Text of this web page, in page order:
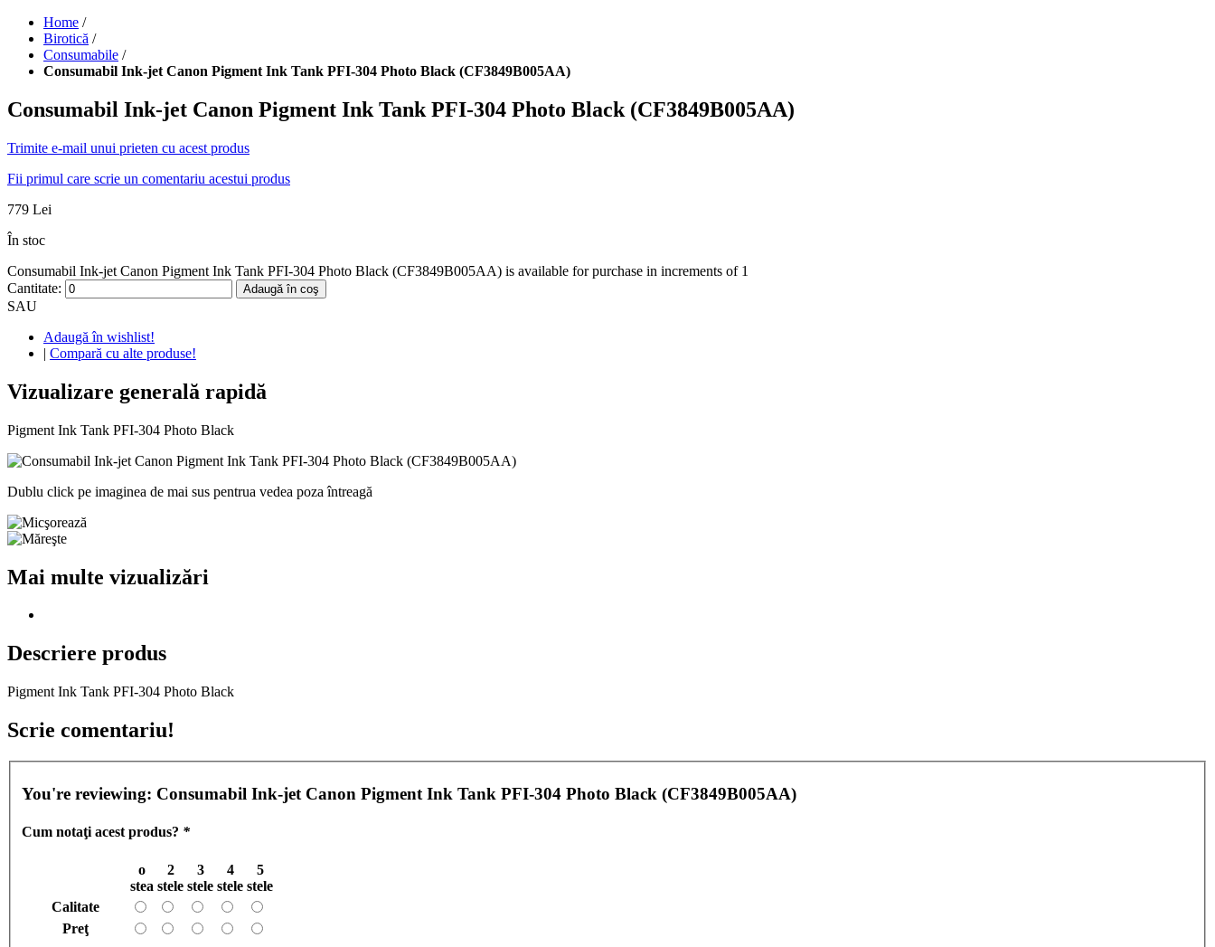
Home /
Birotică /
Consumabile /
Consumabil Ink-jet Canon Pigment Ink Tank PFI-304 Photo Black (CF3849B005AA)
Consumabil Ink-jet Canon Pigment Ink Tank PFI-304 Photo Black (CF3849B005AA)
Trimite e-mail unui prieten cu acest produs
Fii primul care scrie un comentariu acestui produs
779 Lei
În stoc
Consumabil Ink-jet Canon Pigment Ink Tank PFI-304 Photo Black (CF3849B005AA) is available for purchase in increments of 1
Cantitate:
Adaugă în coş
SAU
Adaugă în wishlist!
| Compară cu alte produse!
Vizualizare generală rapidă
Pigment Ink Tank PFI-304 Photo Black
Dublu click pe imaginea de mai sus pentrua vedea poza întreagă
Mai multe vizualizări
Descriere produs
Pigment Ink Tank PFI-304 Photo Black
Scrie comentariu!
You're reviewing: Consumabil Ink-jet Canon Pigment Ink Tank PFI-304 Photo Black (CF3849B005AA)
Cum notaţi acest produs? *
o
stea
2
stele
3
stele
4
stele
5
stele
Calitate
Preţ